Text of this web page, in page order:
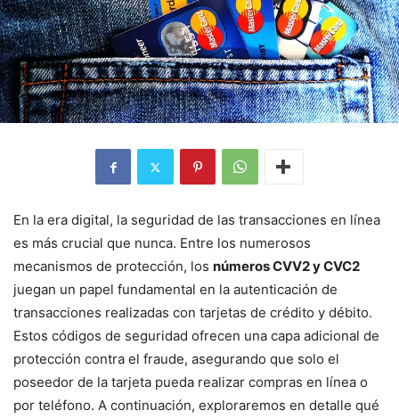
En la era digital, la seguridad de las transacciones en línea
es más crucial que nunca. Entre los numerosos
mecanismos de protección, los números CVV2 y CVC2
juegan un papel fundamental en la autenticación de
transacciones realizadas con tarjetas de crédito y débito.
Estos códigos de seguridad ofrecen una capa adicional de
protección contra el fraude, asegurando que solo el
poseedor de la tarjeta pueda realizar compras en línea o
por teléfono. A continuación, exploraremos en detalle qué